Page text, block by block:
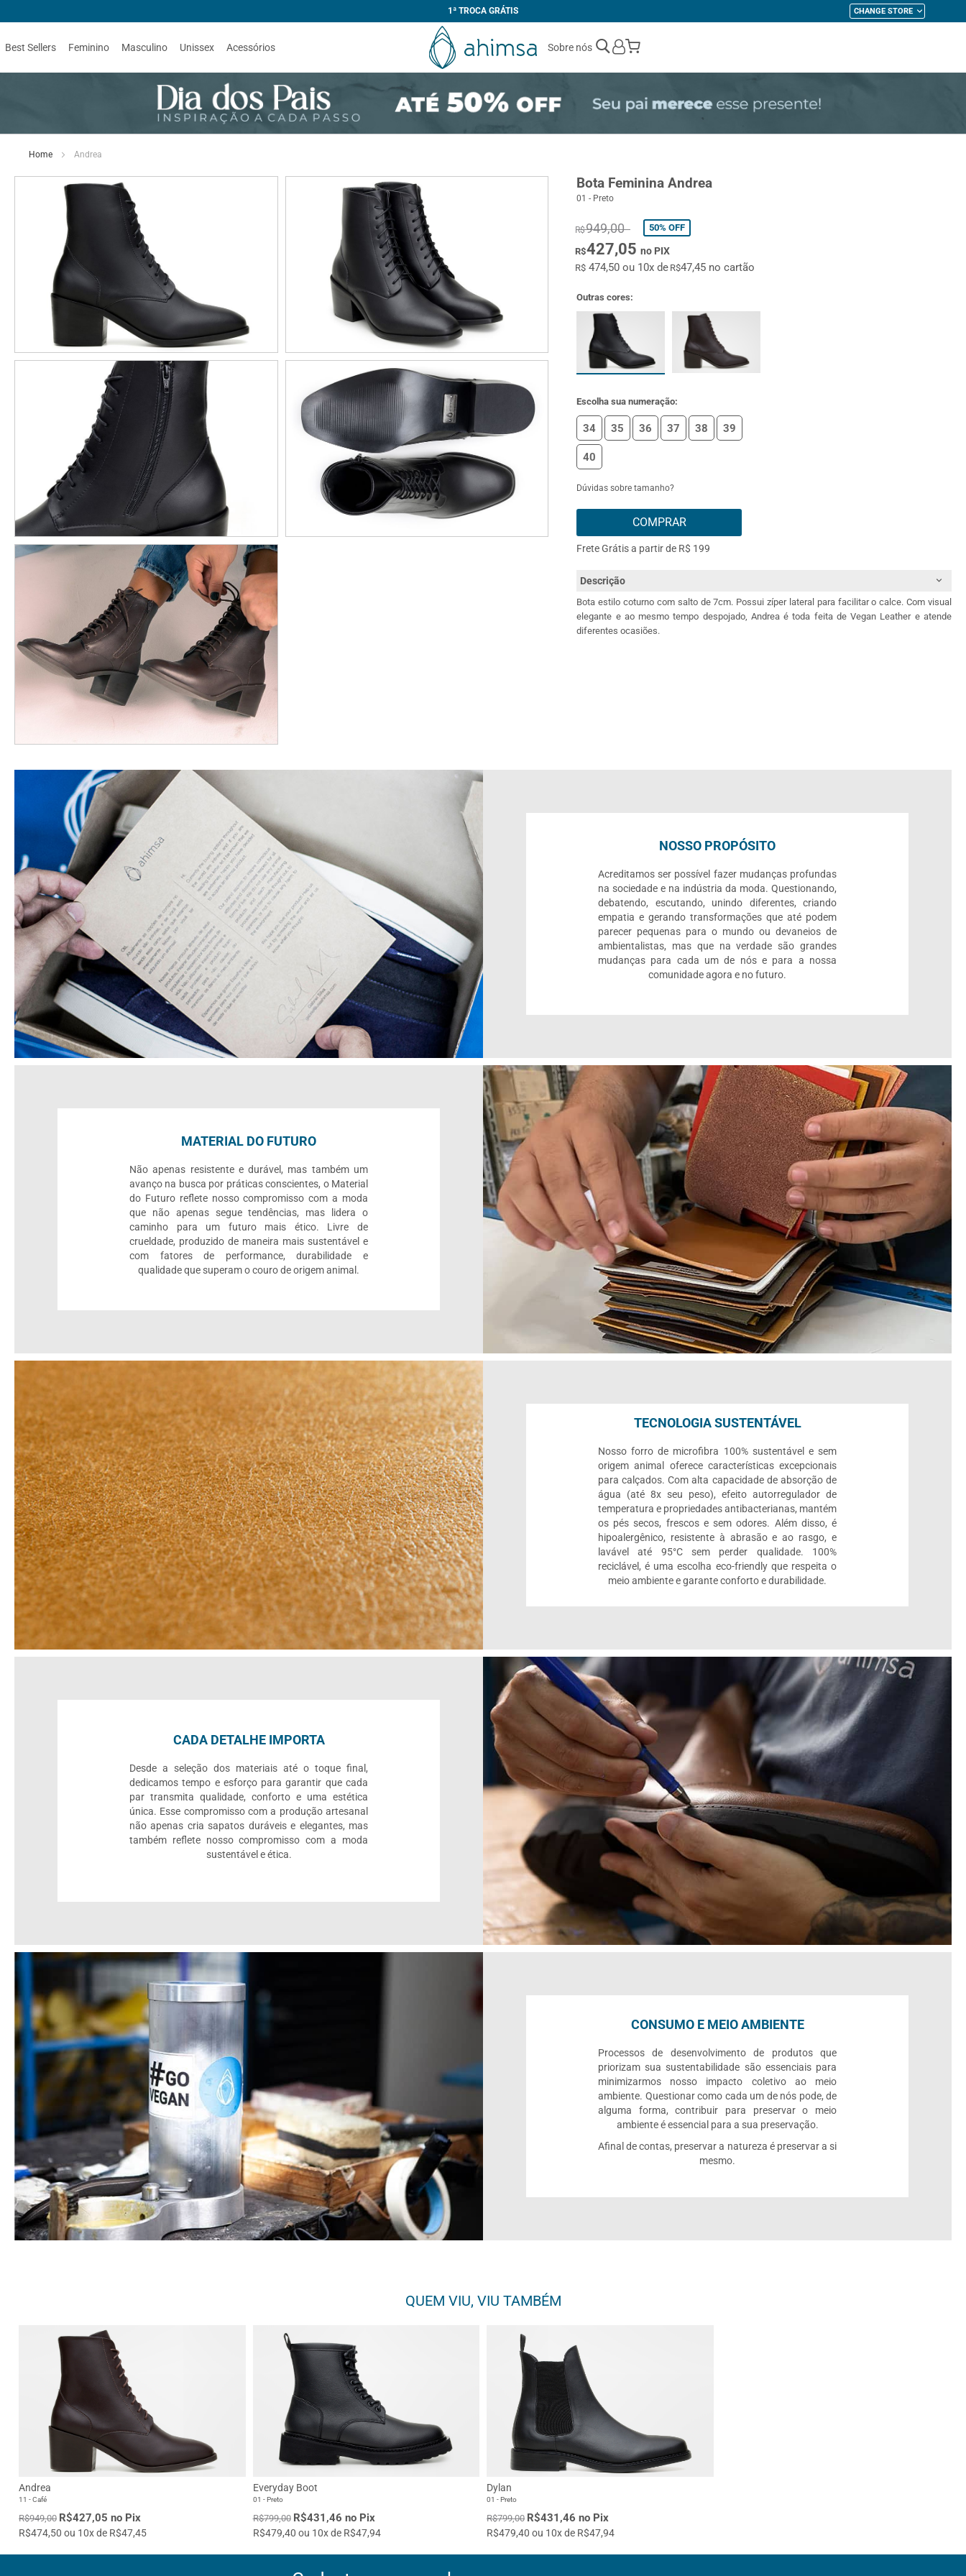
1ª TROCA GRÁTIS CHANGE STORE
Best Sellers Feminino Masculino Unissex Acessórios Sobre nós
My Cart
Home Andrea
Bota Feminina Andrea
01 - Preto
R$949,00 50% OFF
R$427,05no PIX
R$ 474,50 ou 10x deR$47,45 no cartão
Outras cores:
Escolha sua numeração:
34 35 36 37 38 39
40
Dúvidas sobre tamanho?
COMPRAR
Frete Grátis a partir de R$ 199
Descrição
Bota estilo coturno com salto de 7cm. Possui zíper lateral para facilitar o calce. Com visual
elegante e ao mesmo tempo despojado, Andrea é toda feita de Vegan Leather e atende
diferentes ocasiões.
NOSSO PROPÓSITO
Acreditamos ser possível fazer mudanças profundas
na sociedade e na indústria da moda. Questionando,
debatendo, escutando, unindo diferentes, criando
empatia e gerando transformações que até podem
parecer pequenas para o mundo ou devaneios de
ambientalistas, mas que na verdade são grandes
mudanças para cada um de nós e para a nossa
comunidade agora e no futuro.
MATERIAL DO FUTURO
Não apenas resistente e durável, mas também um
avanço na busca por práticas conscientes, o Material
do Futuro reflete nosso compromisso com a moda
que não apenas segue tendências, mas lidera o
caminho para um futuro mais ético. Livre de
crueldade, produzido de maneira mais sustentável e
com fatores de performance, durabilidade e
qualidade que superam o couro de origem animal.
TECNOLOGIA SUSTENTÁVEL
Nosso forro de microfibra 100% sustentável e sem
origem animal oferece características excepcionais
para calçados. Com alta capacidade de absorção de
água (até 8x seu peso), efeito autorregulador de
temperatura e propriedades antibacterianas, mantém
os pés secos, frescos e sem odores. Além disso, é
hipoalergênico, resistente à abrasão e ao rasgo, e
lavável até 95°C sem perder qualidade. 100%
reciclável, é uma escolha eco-friendly que respeita o
meio ambiente e garante conforto e durabilidade.
CADA DETALHE IMPORTA
Desde a seleção dos materiais até o toque final,
dedicamos tempo e esforço para garantir que cada
par transmita qualidade, conforto e uma estética
única. Esse compromisso com a produção artesanal
não apenas cria sapatos duráveis e elegantes, mas
também reflete nosso compromisso com a moda
sustentável e ética.
CONSUMO E MEIO AMBIENTE
Processos de desenvolvimento de produtos que
priorizam sua sustentabilidade são essenciais para
minimizarmos nosso impacto coletivo ao meio
ambiente. Questionar como cada um de nós pode, de
alguma forma, contribuir para preservar o meio
ambiente é essencial para a sua preservação.
Afinal de contas, preservar a natureza é preservar a si
mesmo.
QUEM VIU, VIU TAMBÉM
Andrea
11 - Café
R$949,00 R$427,05 no Pix
R$474,50 ou 10x de R$47,45
Everyday Boot
01 - Preto
R$799,00 R$431,46 no Pix
R$479,40 ou 10x de R$47,94
Dylan
01 - Preto
R$799,00 R$431,46 no Pix
R$479,40 ou 10x de R$47,94